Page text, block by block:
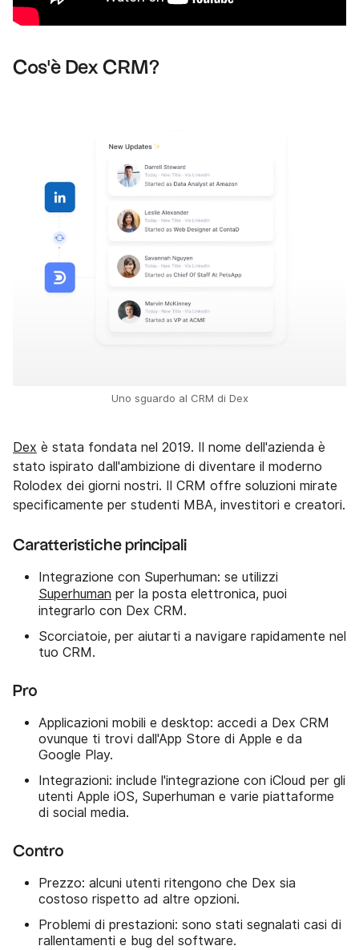
Cos'è Dex CRM?
Uno sguardo al CRM di Dex
Dex è stata fondata nel 2019. Il nome dell'azienda è
stato ispirato dall'ambizione di diventare il moderno
Rolodex dei giorni nostri. Il CRM offre soluzioni mirate
specificamente per studenti MBA, investitori e creatori.
Caratteristiche principali
Integrazione con Superhuman: se utilizzi
Superhuman per la posta elettronica, puoi
integrarlo con Dex CRM.
Scorciatoie, per aiutarti a navigare rapidamente nel
tuo CRM.
Pro
Applicazioni mobili e desktop: accedi a Dex CRM
ovunque ti trovi dall'App Store di Apple e da
Google Play.
Integrazioni: include l'integrazione con iCloud per gli
utenti Apple iOS, Superhuman e varie piattaforme
di social media.
Contro
Prezzo: alcuni utenti ritengono che Dex sia
costoso rispetto ad altre opzioni.
Problemi di prestazioni: sono stati segnalati casi di
rallentamenti e bug del software.